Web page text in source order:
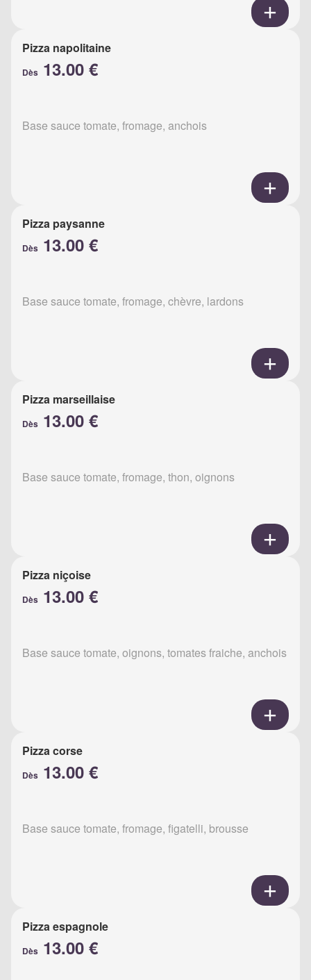
Pizza napolitaine
Dès 13.00 €
Base sauce tomate, fromage, anchois
Pizza paysanne
Dès 13.00 €
Base sauce tomate, fromage, chèvre, lardons
Pizza marseillaise
Dès 13.00 €
Base sauce tomate, fromage, thon, oignons
Pizza niçoise
Dès 13.00 €
Base sauce tomate, oignons, tomates fraiche, anchois
Pizza corse
Dès 13.00 €
Base sauce tomate, fromage, figatelli, brousse
Pizza espagnole
Dès 13.00 €